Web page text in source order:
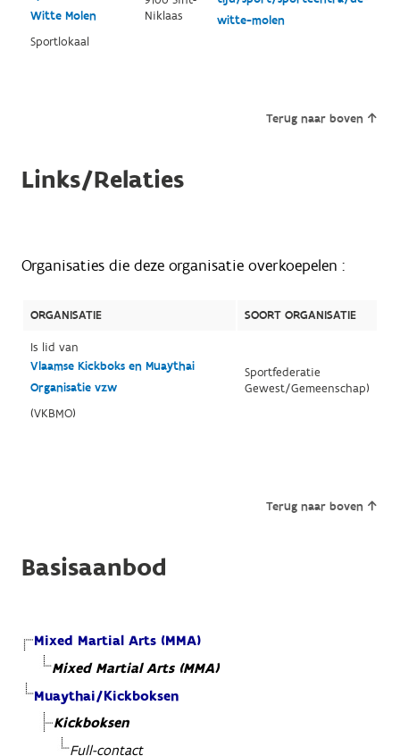
Witte Molen
Sportlokaal
Niklaas
witte-molen
Terug naar boven
Links/Relaties
Organisaties die deze organisatie overkoepelen :
ORGANISATIE
SOORT ORGANISATIE
Is lid van
Vlaamse Kickboks en Muaythai
Organisatie vzw
(VKBMO)
Sportfederatie
Gewest/Gemeenschap)
Terug naar boven
Basisaanbod
Mixed Martial Arts (MMA)
Mixed Martial Arts (MMA)
Muaythai/Kickboksen
Kickboksen
Full-contact